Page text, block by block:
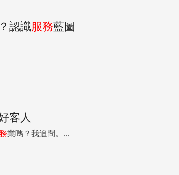
認識服務藍圖
客人
業嗎？我追問。...